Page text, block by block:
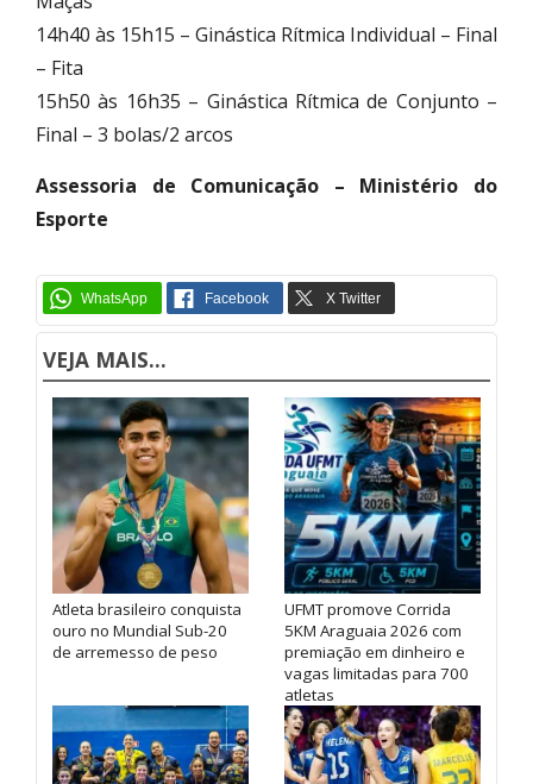
14h40 às 15h15 – Ginástica Rítmica Individual – Final
– Fita
15h50 às 16h35 – Ginástica Rítmica de Conjunto –
Final – 3 bolas/2 arcos
Assessoria de Comunicação – Ministério do
Esporte
VEJA MAIS...
Atleta brasileiro conquista
ouro no Mundial Sub-20
de arremesso de peso
UFMT promove Corrida
5KM Araguaia 2026 com
premiação em dinheiro e
vagas limitadas para 700
atletas